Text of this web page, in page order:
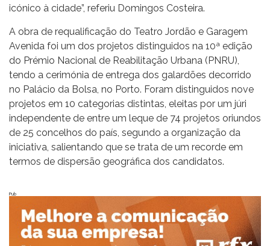
icónico à cidade”, referiu Domingos Costeira.
A obra de requalificação do Teatro Jordão e Garagem
Avenida foi um dos projetos distinguidos na 10ª edição
do Prémio Nacional de Reabilitação Urbana (PNRU),
tendo a cerimónia de entrega dos galardões decorrido
no Palácio da Bolsa, no Porto. Foram distinguidos nove
projetos em 10 categorias distintas, eleitas por um júri
independente de entre um leque de 74 projetos oriundos
de 25 concelhos do país, segundo a organização da
iniciativa, salientando que se trata de um recorde em
termos de dispersão geográfica dos candidatos.
Pub